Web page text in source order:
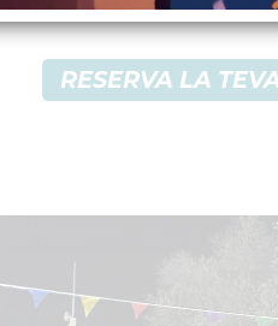
RESERVA LA